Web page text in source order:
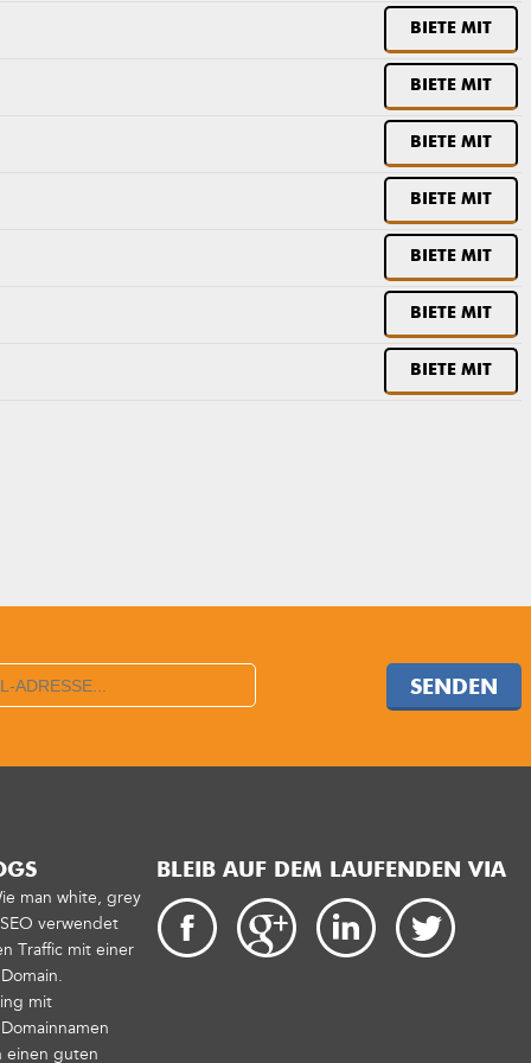
BIETE MIT
BIETE MIT
BIETE MIT
BIETE MIT
BIETE MIT
BIETE MIT
BIETE MIT
SENDEN
man white, grey
verwendet
Traffic mit einer
mit
einen guten
BLEIB AUF DEM LAUFENDEN VIA